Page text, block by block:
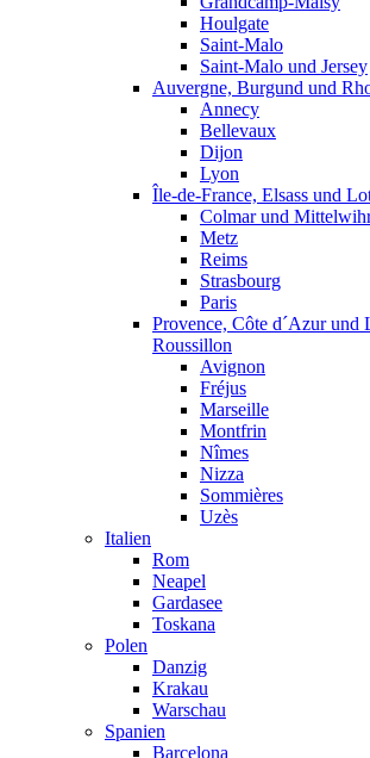
Houlgate
Saint-Malo
Saint-Malo und Jersey
Auvergne, Burgund und
Annecy
Bellevaux
Dijon
Lyon
Île-de-France, Elsass und
Colmar und
Metz
Reims
Strasbourg
Paris
Provence, Côte d´Azur und
Roussillon
Avignon
Fréjus
Marseille
Montfrin
Nîmes
Nizza
Sommières
Uzès
Italien
Rom
Neapel
Gardasee
Toskana
Polen
Danzig
Krakau
Warschau
Spanien
Barcelona